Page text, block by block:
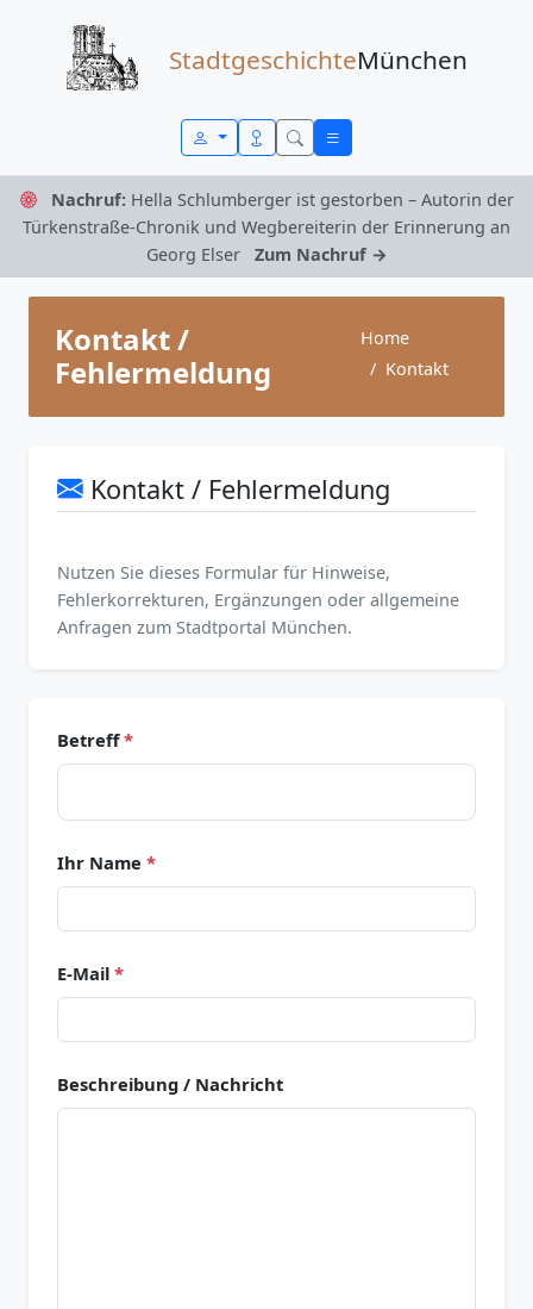
StadtgeschichteMünchen
Nachruf: Hella Schlumberger ist gestorben – Autorin der
Türkenstraße-Chronik und Wegbereiterin der Erinnerung an
Georg Elser
Zum Nachruf →
Kontakt /
Fehlermeldung
Home
Kontakt
Kontakt / Fehlermeldung
Nutzen Sie dieses Formular für Hinweise,
Fehlerkorrekturen, Ergänzungen oder allgemeine
Anfragen zum Stadtportal München.
Betreff*
Ihr Name *
E-Mail *
Beschreibung / Nachricht